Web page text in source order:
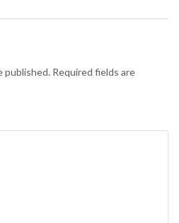
published. Required fields are